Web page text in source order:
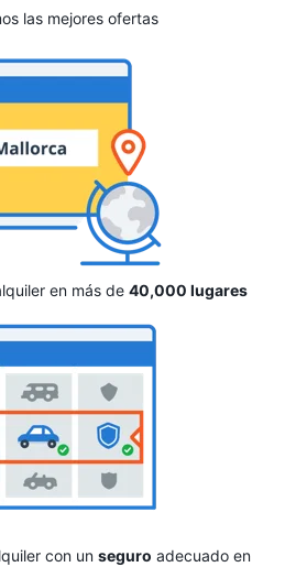
las mejores ofertas
en más de 40,000 lugares
con un seguro adecuado en